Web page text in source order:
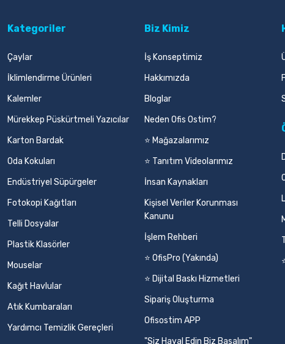
Kategoriler
Çaylar
İklimlendirme Ürünleri
Kalemler
Mürekkep Püskürtmeli Yazıcılar
Karton Bardak
Oda Kokuları
Endüstriyel Süpürgeler
Fotokopi Kağıtları
Telli Dosyalar
Plastik Klasörler
Mouselar
Kağıt Havlular
Atık Kumbaraları
Yardımcı Temizlik Gereçleri
Biz Kimiz
İş Konseptimiz
Hakkımızda
Bloglar
Neden Ofis Ostim?
⭐ Mağazalarımız
⭐ Tanıtım Videolarımız
İnsan Kaynakları
Kişisel Veriler Korunması
Kanunu
İşlem Rehberi
⭐ OfisPro (Yakında)
⭐ Dijital Baskı Hizmetleri
Sipariş Oluşturma
Ofisostim APP
"Siz Hayal Edin Biz Basalım"